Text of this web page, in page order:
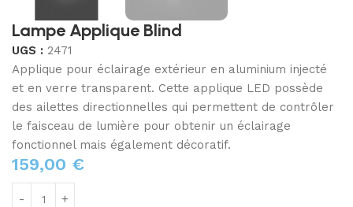
Lampe Applique Blind
UGS : 2471
Applique pour éclairage extérieur en aluminium injecté
et en verre transparent. Cette applique LED possède
des ailettes directionnelles qui permettent de contrôler
le faisceau de lumière pour obtenir un éclairage
fonctionnel mais également décoratif.
159,00 €